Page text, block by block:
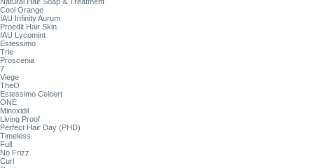
Cool Orange
IAU Infinity Aurum
Proedit Hair Skin
IAU Lycomint
Estessimo
Trie
Proscenia
7
Viege
TheO
Estessimo Celcert
ONE
Minoxidil
Living Proof
Perfect Hair Day (PHD)
Timeless
Full
No Frizz
Curl